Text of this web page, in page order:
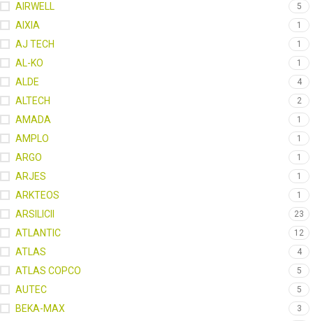
AIRWELL 5
AIXIA 1
AJ TECH 1
AL-KO 1
ALDE 4
ALTECH 2
AMADA 1
AMPLO 1
ARGO 1
ARJES 1
ARKTEOS 1
ARSILICII 23
ATLANTIC 12
ATLAS 4
ATLAS COPCO 5
AUTEC 5
BEKA-MAX 3